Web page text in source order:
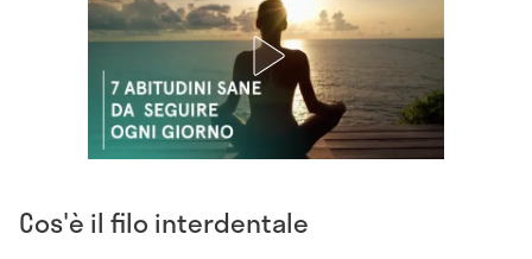
Cos'è il filo interdentale